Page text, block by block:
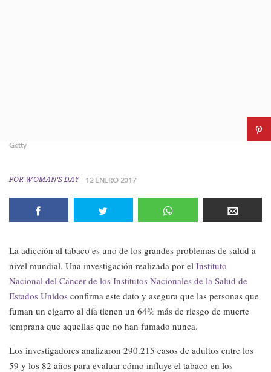
Getty
POR WOMAN'S DAY 12 ENERO 2017
La adicción al tabaco es uno de los grandes problemas de salud a
nivel mundial. Una investigación realizada por el Instituto
Nacional del Cáncer de los Institutos Nacionales de la Salud de
Estados Unidos confirma este dato y asegura que las personas que
fuman un cigarro al día tienen un 64% más de riesgo de muerte
temprana que aquellas que no han fumado nunca.
Los investigadores analizaron 290.215 casos de adultos entre los
59 y los 82 años para evaluar cómo influye el tabaco en los